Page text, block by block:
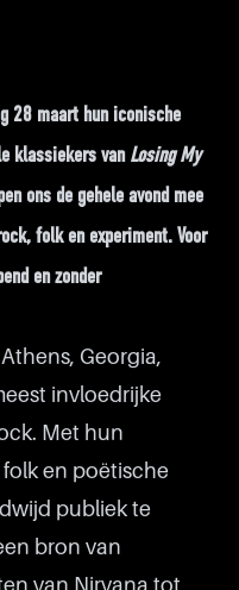
28 maart hun iconische
klassiekers van Losing My
ons de gehele avond mee
folk en experiment. Voor
en zonder
Georgia,
invloedrijke
Met hun
en poëtische
publiek te
bron van
van Nirvana tot